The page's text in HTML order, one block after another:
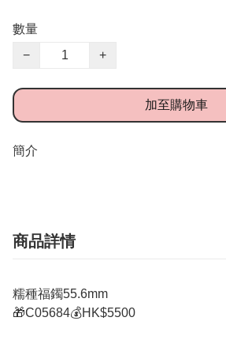
數量
−
+
加至購物車
簡介
商品詳情
糯種福鐲55.6mm
🎁C05684💰HK$5500